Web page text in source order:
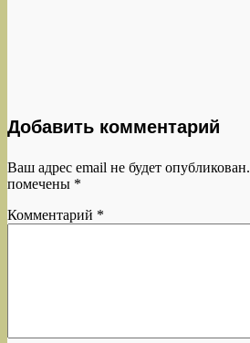
Добавить комментарий
Ваш адрес email не будет опубликован.
помечены *
Комментарий *